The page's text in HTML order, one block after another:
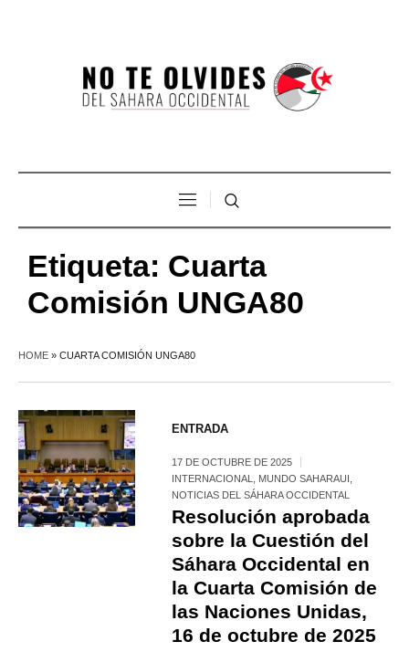
Etiqueta: Cuarta
Comisión UNGA80
HOME » CUARTA COMISIÓN UNGA80
ENTRADA
17 DE OCTUBRE DE 2025
INTERNACIONAL
MUNDO SAHARAUI
NOTICIAS DEL SÁHARA OCCIDENTAL
Resolución aprobada
sobre la Cuestión del
Sáhara Occidental en
la Cuarta Comisión de
las Naciones Unidas,
16 de octubre de 2025